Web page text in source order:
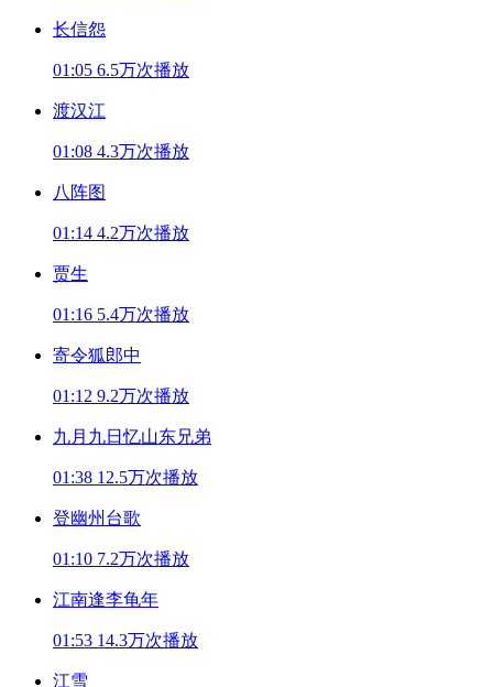
长信怨
01:05 6.5万次播放
渡汉江
01:08 4.3万次播放
八阵图
01:14 4.2万次播放
贾生
01:16 5.4万次播放
寄令狐郎中
01:12 9.2万次播放
九月九日忆山东兄弟
01:38 12.5万次播放
登幽州台歌
01:10 7.2万次播放
江南逢李龟年
01:53 14.3万次播放
江雪